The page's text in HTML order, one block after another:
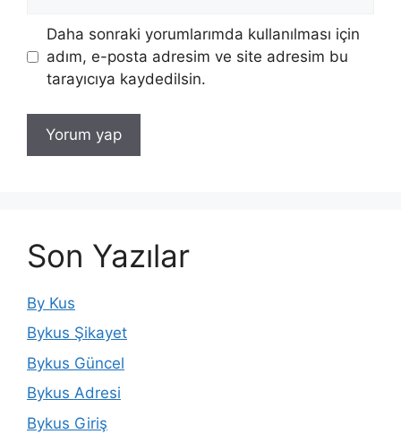
Daha sonraki yorumlarımda kullanılması için
adım, e-posta adresim ve site adresim bu
tarayıcıya kaydedilsin.
Son Yazılar
By Kus
Bykus Şikayet
Bykus Güncel
Bykus Adresi
Bykus Giriş